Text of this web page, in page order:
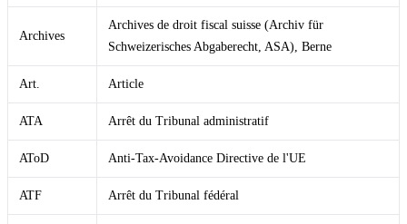
Archives
Archives de droit fiscal suisse (Archiv für
Schweizerisches Abgaberecht, ASA), Berne
Art. Article
ATA Arrêt du Tribunal administratif
AToD Anti-Tax-Avoidance Directive de l'UE
ATF Arrêt du Tribunal fédéral